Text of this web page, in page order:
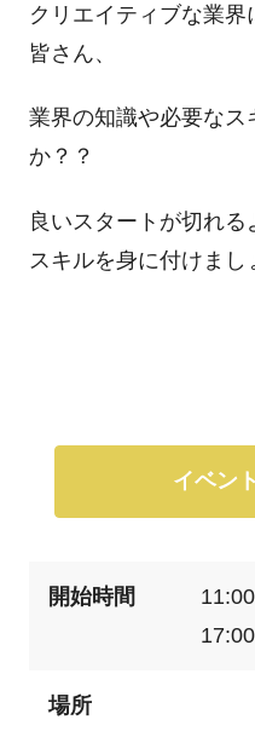
クリエイティブな業
皆さん、
業界の知識や必要な
か？？
良いスタートが切れ
スキルを身に付けまし
イベン
開始時間
場所